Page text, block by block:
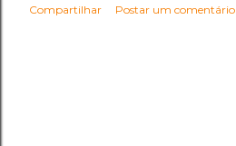
Compartilhar Postar um comentário